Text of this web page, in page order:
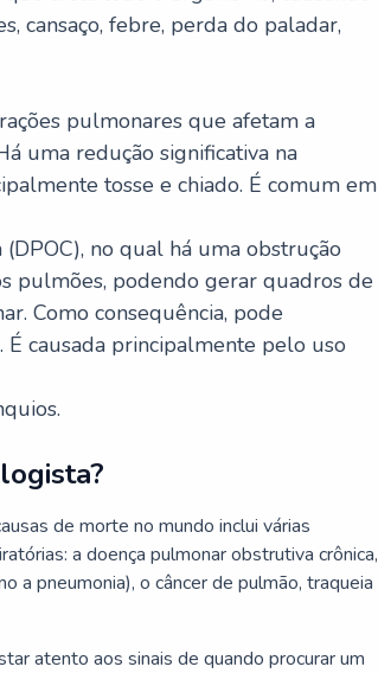
cansaço, febre, perda do paladar,
pulmonares que afetam a
uma redução significativa na
tosse e chiado. É comum em
no qual há uma obstrução
pulmões, podendo gerar quadros de
Como consequência, pode
É causada principalmente pelo uso
de morte no mundo inclui várias
a doença pulmonar obstrutiva crônica,
a pneumonia), o câncer de pulmão, traqueia
atento aos sinais de quando procurar um